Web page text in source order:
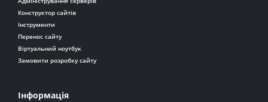
Конструктор сайтів
Інструменти
Перенос сайту
Віртуальний ноутбук
Замовити розробку сайту
Інформація